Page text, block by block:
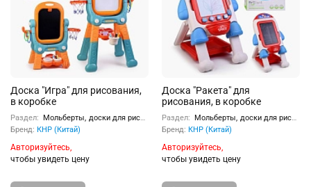
Доска "Игра" для рисования,
в коробке
Раздел:
Мольберты, доски для рисования
Бренд: КНР (Китай)
Авторизуйтесь,
чтобы увидеть цену
Доска "Ракета" для
рисования, в коробке
Раздел:
Мольберты, доски для рисования
Бренд: КНР (Китай)
Авторизуйтесь,
чтобы увидеть цену